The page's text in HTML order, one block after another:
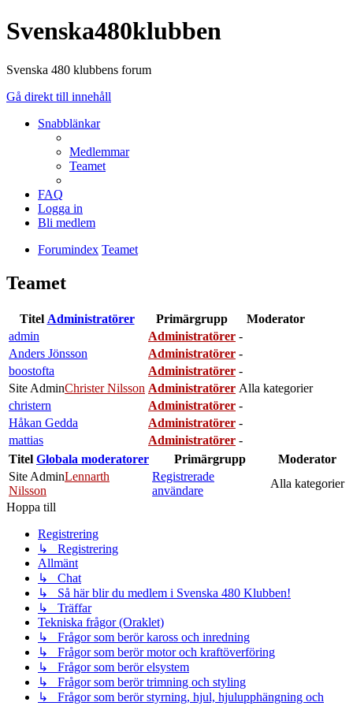
Svenska480klubben
Svenska 480 klubbens forum
Gå direkt till innehåll
Snabblänkar
Medlemmar
Teamet
FAQ
Logga in
Bli medlem
Forumindex Teamet
Teamet
Titel Administratörer Primärgrupp
Moderator
admin
Administratörer -
Anders Jönsson
Administratörer -
boostofta
Administratörer -
Site AdminChrister Nilsson Administratörer Alla kategorier
christern
Administratörer -
Håkan Gedda
Administratörer -
mattias
Administratörer -
Titel Globala moderatorer Primärgrupp
Moderator
Site AdminLennarth
Nilsson
Registrerade
användare
Alla kategorier
Hoppa till
Registrering
↳ Registrering
Allmänt
↳ Chat
↳ Så här blir du medlem i Svenska 480 Klubben!
↳ Träffar
Tekniska frågor (Oraklet)
↳ Frågor som berör kaross och inredning
↳ Frågor som berör motor och kraftöverföring
↳ Frågor som berör elsystem
↳ Frågor som berör trimning och styling
↳ Frågor som berör styrning, hjul, hjulupphängning och